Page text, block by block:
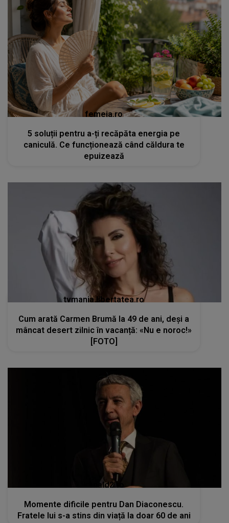
femeia.ro
5 soluții pentru a-ți recăpăta energia pe
caniculă. Ce funcționează când căldura te
epuizează
tvmania.libertatea.ro
Cum arată Carmen Brumă la 49 de ani, deși a
mâncat desert zilnic în vacanță: «Nu e noroc!»
[FOTO]
kanald2.ro
Momente dificile pentru Dan Diaconescu.
Fratele lui s-a stins din viață la doar 60 de ani